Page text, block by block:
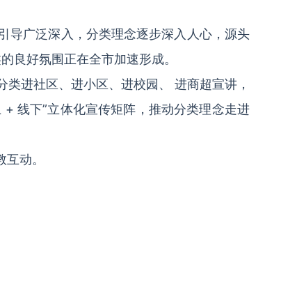
导广泛深入，分类理念逐步深入人心，源头
良好氛围正在全市加速形成。
进社区、进小区、进校园、 进商超宣讲，
线下”立体化宣传矩阵，推动分类理念走进
动。